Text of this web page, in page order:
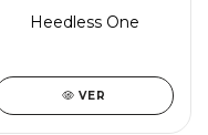
Heedless One
VER